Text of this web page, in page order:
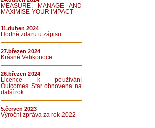
MEASURE, MANAGE AND
MAXIMISE YOUR IMPACT
11.duben 2024
Hodně zdaru u zápisu
27.březen 2024
Krásné Velikonoce
26.březen 2024
Licence k používání
Outcomes Star obnovena na
další rok
5.červen 2023
Výroční zpráva za rok 2022